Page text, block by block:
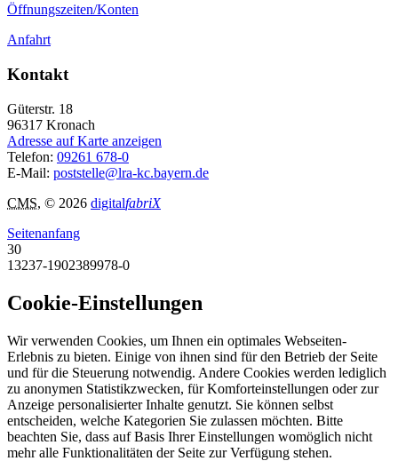
Öffnungszeiten/Konten
Anfahrt
Kontakt
Güterstr. 18
96317 Kronach
Adresse auf Karte anzeigen
Telefon: 09261 678-0
E-Mail: poststelle@lra-kc.bayern.de
CMS, © 2026 digitalfabriX
Seitenanfang
30
13237-1902389978-0
Cookie-Einstellungen
Wir verwenden Cookies, um Ihnen ein optimales Webseiten-
Erlebnis zu bieten. Einige von ihnen sind für den Betrieb der Seite
und für die Steuerung notwendig. Andere Cookies werden lediglich
zu anonymen Statistikzwecken, für Komforteinstellungen oder zur
Anzeige personalisierter Inhalte genutzt. Sie können selbst
entscheiden, welche Kategorien Sie zulassen möchten. Bitte
beachten Sie, dass auf Basis Ihrer Einstellungen womöglich nicht
mehr alle Funktionalitäten der Seite zur Verfügung stehen.